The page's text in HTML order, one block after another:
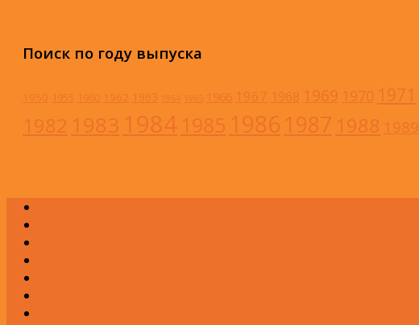
Поиск по году выпуска
1950 1955 1960 1962 1963 1964 1965 1966 1967 1968 1969 1970 1971
1982 1983 1984 1985 1986 1987 1988 1989